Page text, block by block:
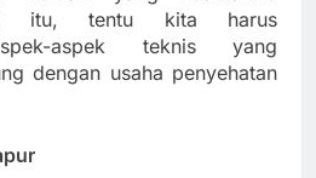
itu, tentu kita harus
aspek teknis yang
dengan usaha penyehatan